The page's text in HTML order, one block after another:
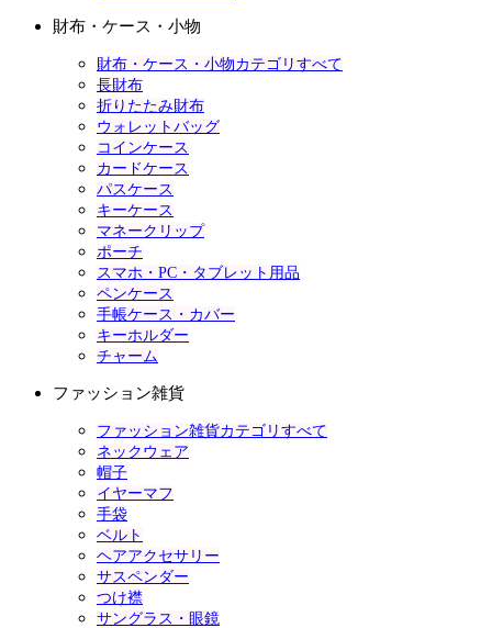
財布・ケース・小物
財布・ケース・小物カテゴリすべて
長財布
折りたたみ財布
ウォレットバッグ
コインケース
カードケース
パスケース
キーケース
マネークリップ
ポーチ
スマホ・PC・タブレット用品
ペンケース
手帳ケース・カバー
キーホルダー
チャーム
ファッション雑貨
ファッション雑貨カテゴリすべて
ネックウェア
帽子
イヤーマフ
手袋
ベルト
ヘアアクセサリー
サスペンダー
つけ襟
サングラス・眼鏡